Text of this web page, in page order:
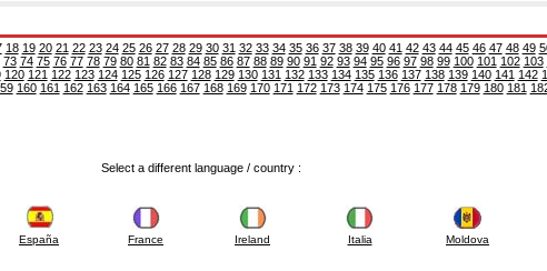
18 19 20 21 22 23 24 25 26 27 28 29 30 31 32 33 34 35 36 37 38 39 40 41 42 43 44 45 46 47 48 49
73 74 75 76 77 78 79 80 81 82 83 84 85 86 87 88 89 90 91 92 93 94 95 96 97 98 99 100 101 102 103
120 121 122 123 124 125 126 127 128 129 130 131 132 133 134 135 136 137 138 139 140 141 142
160 161 162 163 164 165 166 167 168 169 170 171 172 173 174 175 176 177 178 179 180 181
Select a different language / country :
España France Ireland Italia Moldova